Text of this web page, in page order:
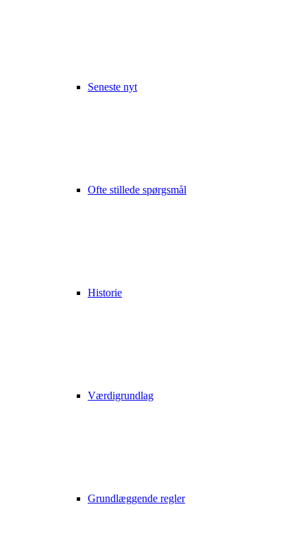
Seneste nyt
Ofte stillede spørgsmål
Historie
Værdigrundlag
Grundlæggende regler